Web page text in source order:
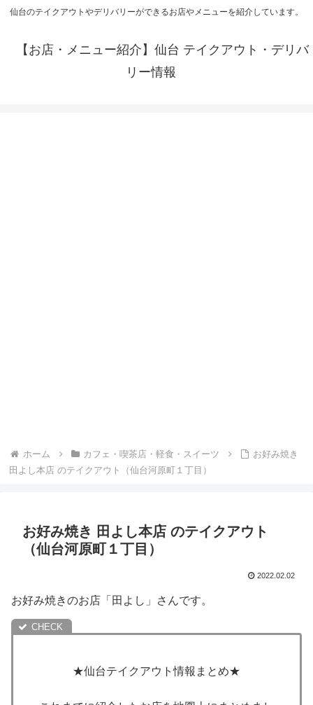
仙台のテイクアウトやデリバリーができるお店やメニューを紹介しています。
【お店・メニュー紹介】仙台 テイクアウト・デリバ
リー情報
ホーム カフェ・喫茶店・軽食・スイーツ
お好み焼き
田よし本店 のテイクアウト（仙台河原町１丁目）
お好み焼き 田よし本店 のテイクアウト
（仙台河原町１丁目）
2022.02.02
お好み焼きのお店「田よし」さんです。
★仙台テイクアウト情報まとめ★